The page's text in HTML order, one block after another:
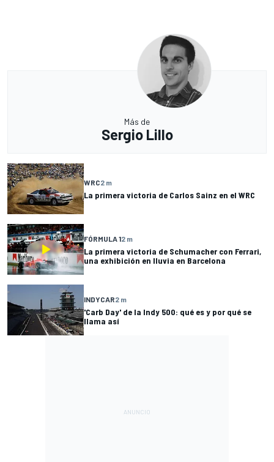
Más de
Sergio Lillo
WRC2 m
La primera victoria de Carlos Sainz en el WRC
FÓRMULA 12 m
La primera victoria de Schumacher con Ferrari,
una exhibición en lluvia en Barcelona
INDYCAR2 m
'Carb Day' de la Indy 500: qué es y por qué se
llama así